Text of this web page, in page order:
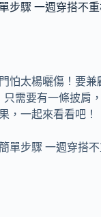
步驟 一週穿搭不
怕太楊曬傷！要
只需要有一條披肩
，一起來看看吧！